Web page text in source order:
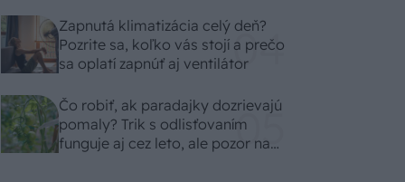
Zapnutá klimatizácia celý deň?
Pozrite sa, koľko vás stojí a prečo
sa oplatí zapnúť aj ventilátor
Čo robiť, ak paradajky dozrievajú
pomaly? Trik s odlisťovaním
funguje aj cez leto, ale pozor na